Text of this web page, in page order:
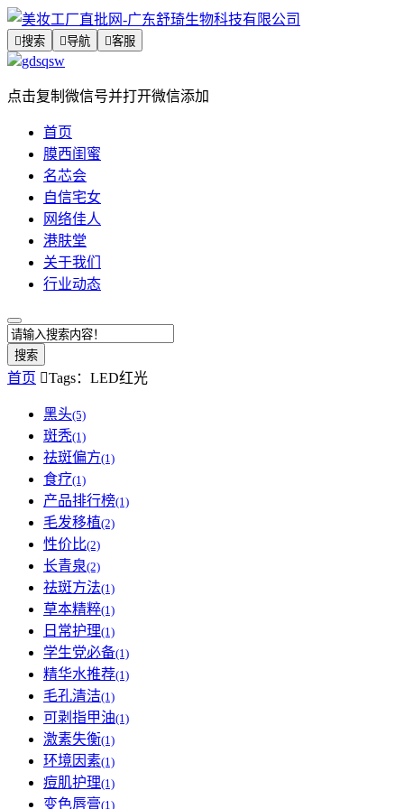
搜索 导航 客服
gdsqsw
点击复制微信号并打开微信添加
首页
膜西闺蜜
名芯会
自信宅女
网络佳人
港肤堂
关于我们
行业动态
搜索
首页 Tags：LED红光
黑头(5)
斑秃(1)
祛斑偏方(1)
食疗(1)
产品排行榜(1)
毛发移植(2)
性价比(2)
长青泉(2)
祛斑方法(1)
草本精粹(1)
日常护理(1)
学生党必备(1)
精华水推荐(1)
毛孔清洁(1)
可剥指甲油(1)
激素失衡(1)
环境因素(1)
痘肌护理(1)
变色唇膏(1)